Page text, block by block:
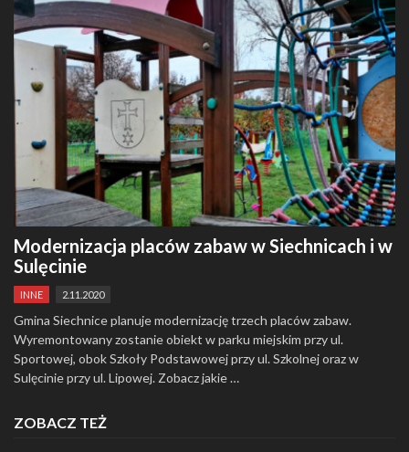
Modernizacja placów zabaw w Siechnicach i w
Sulęcinie
INNE 2.11.2020
Gmina Siechnice planuje modernizację trzech placów zabaw.
Wyremontowany zostanie obiekt w parku miejskim przy ul.
Sportowej, obok Szkoły Podstawowej przy ul. Szkolnej oraz w
Sulęcinie przy ul. Lipowej. Zobacz jakie …
ZOBACZ TEŻ